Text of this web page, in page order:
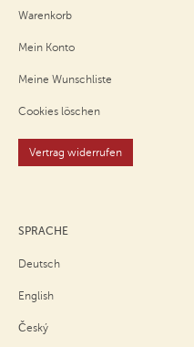
Warenkorb
Mein Konto
Meine Wunschliste
Cookies löschen
Vertrag widerrufen
SPRACHE
Deutsch
English
Český